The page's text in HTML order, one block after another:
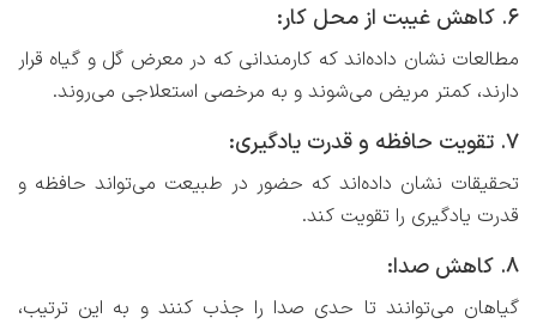
6. کاهش غیبت از محل کار:
مطالعات نشان داده‌اند که کارمندانی که در معرض گل و گیاه قرار
دارند، کمتر مریض می‌شوند و به مرخصی استعلاجی می‌روند.
7. تقویت حافظه و قدرت یادگیری:
تحقیقات نشان داده‌اند که حضور در طبیعت می‌تواند حافظه و
قدرت یادگیری را تقویت کند.
8. کاهش صدا:
گیاهان می‌توانند تا حدی صدا را جذب کنند و به این ترتیب،